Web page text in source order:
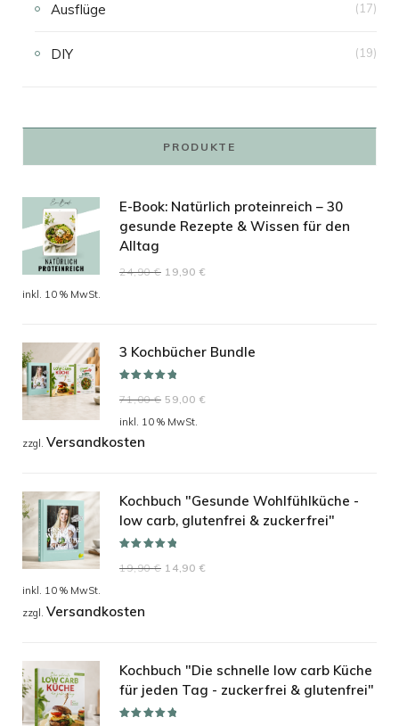
Ausflüge (17)
DIY (19)
PRODUKTE
E-Book: Natürlich proteinreich – 30
gesunde Rezepte & Wissen für den
Alltag
24,90€ Ursprünglicher
19,90 €
inkl. 10 % MwSt.
3 Kochbücher Bundle
5.00von 5
71,00€ Ursprünglicher
Preis
59,00 €
inkl. 10 % MwSt.
zzgl. Versandkosten
Kochbuch "Gesunde Wohlfühlküche -
low carb, glutenfrei & zuckerfrei"
5.00von 5
19,90€ Ursprünglicher
14,90 €
inkl. 10 % MwSt.
zzgl. Versandkosten
Kochbuch "Die schnelle low carb Küche
für jeden Tag - zuckerfrei & glutenfrei"